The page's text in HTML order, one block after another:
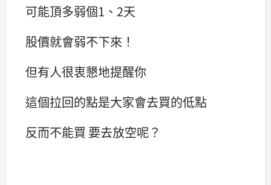
可能頂多弱個1、2天
股價就會弱不下來！
但有人很衷懇地提醒你
這個拉回的點是大家會去買的低點
反而不能買 要去放空呢？